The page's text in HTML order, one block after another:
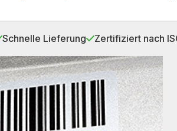
Schnelle Lieferung Zertifiziert nach